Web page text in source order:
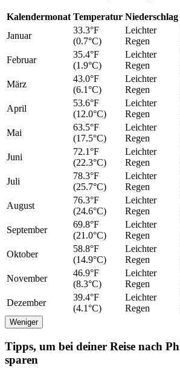
Kalendermonat Temperatur Niederschlag
Januar
33.3°F
(0.7°C)
Leichter
Regen
Februar
35.4°F
(1.9°C)
Leichter
Regen
März
43.0°F
(6.1°C)
Leichter
Regen
April
53.6°F
(12.0°C)
Leichter
Regen
Mai
63.5°F
(17.5°C)
Leichter
Regen
Juni
72.1°F
(22.3°C)
Leichter
Regen
Juli
78.3°F
(25.7°C)
Leichter
Regen
August
76.3°F
(24.6°C)
Leichter
Regen
September
69.8°F
(21.0°C)
Leichter
Regen
Oktober
58.8°F
(14.9°C)
Leichter
Regen
November
46.9°F
(8.3°C)
Leichter
Regen
Dezember
39.4°F
(4.1°C)
Leichter
Regen
Weniger
Tipps, um bei deiner Reise nach
sparen